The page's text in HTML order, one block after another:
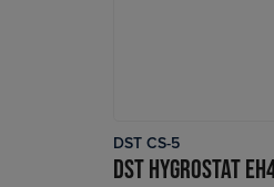
DST CS-5